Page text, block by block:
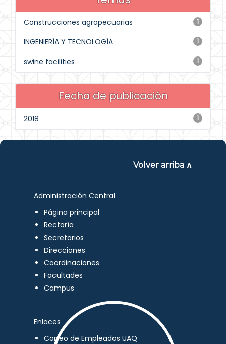
1
Construcciones agropecuarias
1
INGENIERÍA Y TECNOLOGÍA
1
swine facilities
Fecha de publicación
1
2018
Volver arriba ∧
Administración Central
Página principal
Rectoría
Secretarios
Direcciones
Coordinaciones
Facultades
Campus
Enlaces
Correo de Empleados UAQ